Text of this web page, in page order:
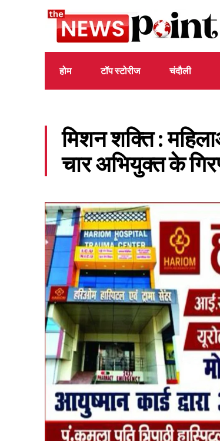
होम टॉप स्टोरीज चंदौली
मिशन शक्ति :
चार अभियुक्त के